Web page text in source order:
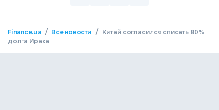
Finance.ua / Все новости /
Китай согласился списать 80%
долга Ирака